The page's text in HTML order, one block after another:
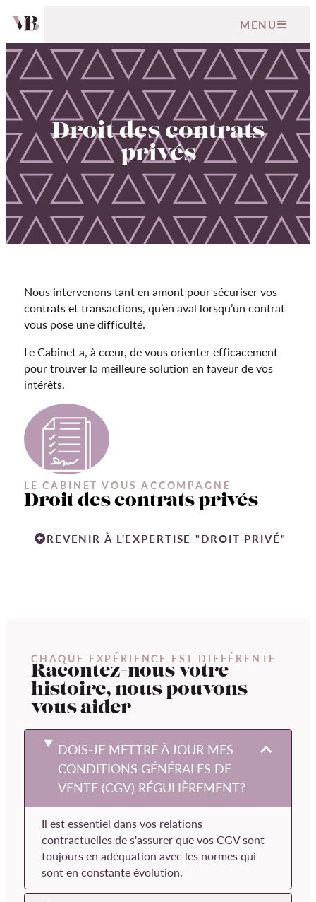
MENU
Droit des contrats
privés
REVENIR À L'EXPERTISE "DROIT PRIVÉ"
LE CABINET VOUS ACCOMPAGNE
Droit des contrats privés
Nous intervenons tant en amont pour sécuriser vos
contrats et transactions, qu’en aval lorsqu’un contrat
vous pose une difficulté.
Le Cabinet a, à cœur, de vous orienter efficacement
pour trouver la meilleure solution en faveur de vos
intérêts.
CHAQUE EXPÉRIENCE EST DIFFÉRENTE
Racontez-nous votre
histoire, nous pouvons
vous aider
DOIS-JE METTRE À JOUR MES
CONDITIONS GÉNÉRALES DE
VENTE (CGV) RÉGULIÈREMENT?
Il est essentiel dans vos relations
contractuelles de s'assurer que vos CGV sont
toujours en adéquation avec les normes qui
sont en constante évolution.